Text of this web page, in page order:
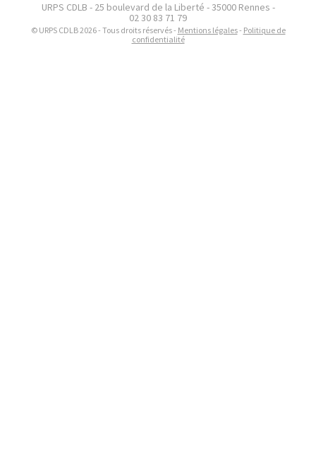
URPS CDLB - 25 boulevard de la Liberté - 35000 Rennes -
02 30 83 71 79
© URPS CDLB 2026 - Tous droits réservés - Mentions légales- Politique de
confidentialité